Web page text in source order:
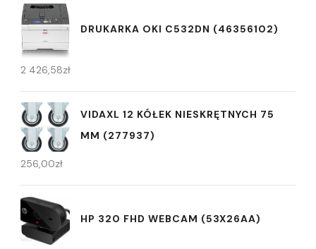
DRUKARKA OKI C532DN (46356102)
2 426,58zł
VIDAXL 12 KÓŁEK NIESKRĘTNYCH 75
MM (277937)
256,00zł
HP 320 FHD WEBCAM (53X26AA)